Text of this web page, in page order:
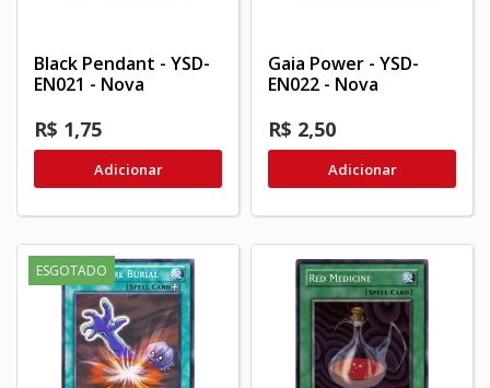
Black Pendant - YSD-
EN021 - Nova
R$ 1,75
Adicionar
Gaia Power - YSD-
EN022 - Nova
R$ 2,50
Adicionar
ESGOTADO